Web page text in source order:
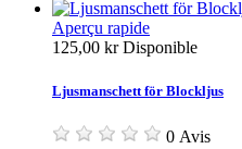
Aperçu rapide
125,00 krDisponible
Ljusmanschett för Blockljus
0 Avis